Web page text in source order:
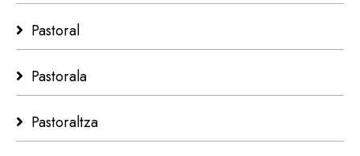
Pastoral
Pastorala
Pastoraltza